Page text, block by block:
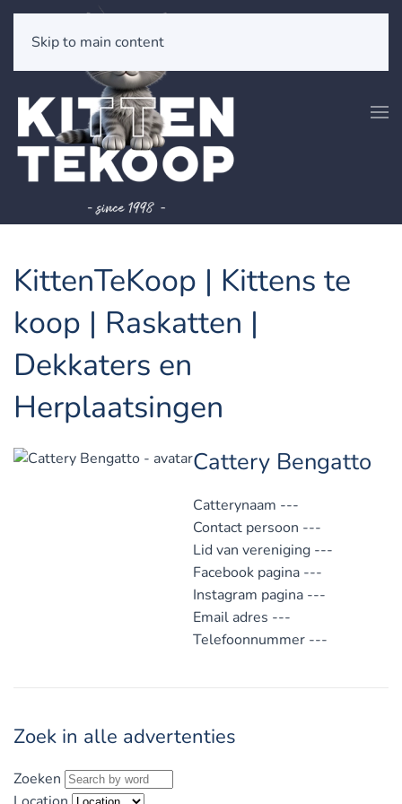
Skip to main content
KittenTeKoop | Kittens te
koop | Raskatten |
Dekkaters en
Herplaatsingen
Cattery Bengatto
Catterynaam ---
Contact persoon ---
Lid van vereniging ---
Facebook pagina ---
Instagram pagina ---
Email adres ---
Telefoonnummer ---
Zoek in alle advertenties
Zoeken